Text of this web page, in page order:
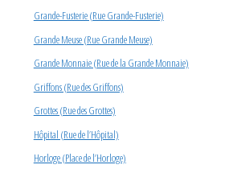
Grande-Fusterie (Rue Grande-Fusterie)
Grande Meuse (Rue Grande Meuse)
Grande Monnaie (Rue de la Grande Monnaie)
Griffons (Rue des Griffons)
Grottes (Rue des Grottes)
Hôpital (Rue de l’Hôpital)
Horloge (Place de l’Horloge)